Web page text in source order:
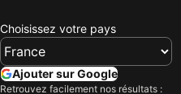
Choisissez votre pays
Ajouter sur Google
Retrouvez facilement nos résultats :